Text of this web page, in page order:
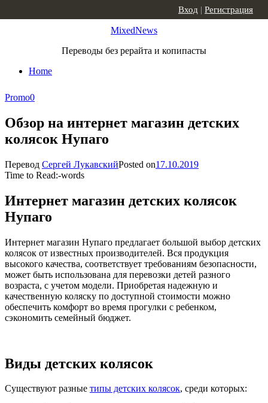
MixedNews
Переводы без рерайта и копипасты
Home
Вход | Регистрация
Promo0
Обзор на интернет магазин детских
колясок Нупаго
Перевод Сергей ЛукавскийPosted on17.10.2019
Time to Read:-words
Интернет магазин детских колясок
Нупаго
Интернет магазин Нупаго предлагает большой выбор детских
колясок от известных производителей. Вся продукция
высокого качества, соответствует требованиям безопасности,
может быть использована для перевозки детей разного
возраста, с учетом модели. Приобретая надежную и
качественную коляску по доступной стоимости можно
обеспечить комфорт во время прогулки с ребенком,
сэкономить семейный бюджет.
Виды детских колясок
Существуют разные типы детских колясок, среди которых: